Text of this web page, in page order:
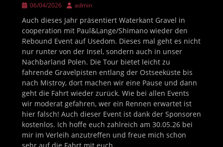
Veröffentlicht
06/04/2026 Autoradmin
Auch dieses Jahr präsentiert Waterkant Gravel in
cooperation mit Paul&Lange/Shimano wieder den
Rebound Event auf Usedom. Dieses mal geht es nicht
nur runter von der Insel, sondern auch in unser
Nachbarland Polen. Die Tour bietet leicht zu
fahrende Gravelpisten entlang der Ostseeküste bis
nach Mistroy, dort machen wir eine Pause und dann
geht die Fahrt wieder zurück. Wie bei allen Events
wir moderat gefahren, wer ein Rennen erwartet ist
hier falsch! Auch dieser Event ist dank der Sponsoren
kostenlos. Ich hoffe euch zahlreich am 30.05.26 bei
mir im Verleih anzutreffen und freue mich schon